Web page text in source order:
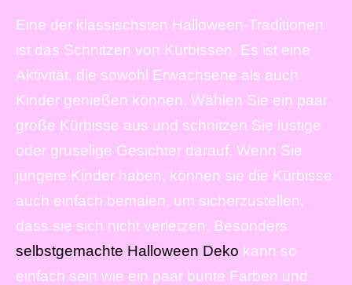
Eine der klassischsten Halloween-Traditionen
ist das Schnitzen von Kürbissen. Es ist eine
Aktivität, die sowohl Erwachsene als auch
Kinder genießen können. Wählen Sie ein paar
große Kürbisse aus und schnitzen Sie lustige
oder gruselige Gesichter darauf. Wenn Sie
jüngere Kinder haben, können sie die Kürbisse
auch einfach bemalen, um sicherzustellen,
dass sie sich nicht verletzen. Besonders
selbstgemachte Halloween Deko kann so
einfach sein wie ein paar bunte Farben und